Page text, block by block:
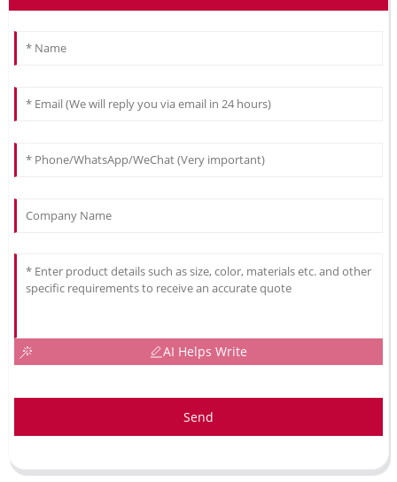
AI Helps Write
Send